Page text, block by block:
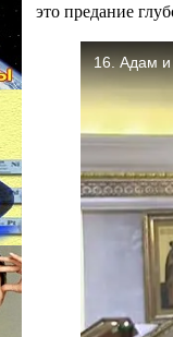
это предание